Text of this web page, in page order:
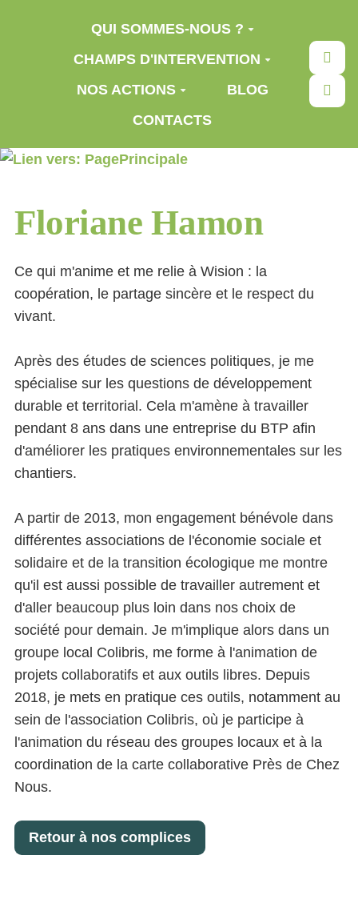
QUI SOMMES-NOUS ?
CHAMPS D'INTERVENTION
NOS ACTIONS
BLOG
CONTACTS
Floriane Hamon
Ce qui m'anime et me relie à Wision : la
coopération, le partage sincère et le respect du
vivant.
Après des études de sciences politiques, je me
spécialise sur les questions de développement
durable et territorial. Cela m'amène à travailler
pendant 8 ans dans une entreprise du BTP afin
d'améliorer les pratiques environnementales sur les
chantiers.
A partir de 2013, mon engagement bénévole dans
différentes associations de l'économie sociale et
solidaire et de la transition écologique me montre
qu'il est aussi possible de travailler autrement et
d'aller beaucoup plus loin dans nos choix de
société pour demain. Je m'implique alors dans un
groupe local Colibris, me forme à l'animation de
projets collaboratifs et aux outils libres. Depuis
2018, je mets en pratique ces outils, notamment au
sein de l'association Colibris, où je participe à
l'animation du réseau des groupes locaux et à la
coordination de la carte collaborative Près de Chez
Nous.
Retour à nos complices